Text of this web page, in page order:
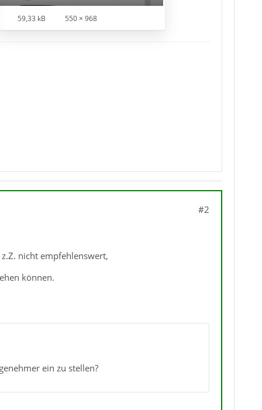
59,33 kB 550 × 968
#2
nicht empfehlenswert,
können.
ein zu stellen?